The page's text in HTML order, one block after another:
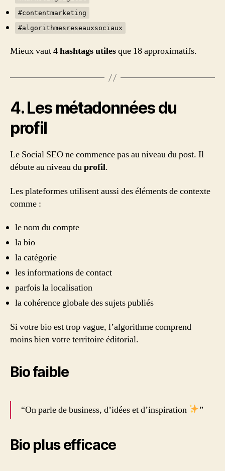
#contentmarketing
#algorithmesreseauxsociaux
Mieux vaut4 hashtags utilesque 18 approximatifs.
4. Les métadonnées du
profil
Le Social SEO ne commence pas au niveau du post. Il
débute au niveau duprofil.
Les plateformes utilisent aussi des éléments de contexte
comme :
le nom du compte
la bio
la catégorie
les informations de contact
parfois la localisation
la cohérence globale des sujets publiés
Si votre bio est trop vague, l’algorithme comprend
moins bien votre territoire éditorial.
Bio faible
“On parle de business, d’idées et d’inspiration ”
Bio plus efficace